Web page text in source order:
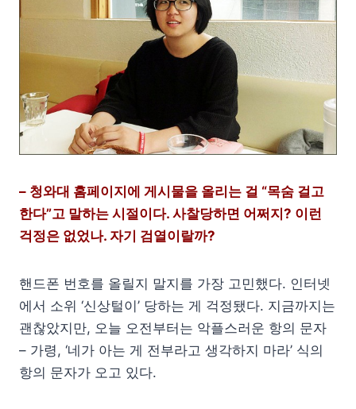
– 청와대 홈페이지에 게시물을 올리는 걸 “목숨 걸고
한다”고 말하는 시절이다. 사찰당하면 어쩌지? 이런
걱정은 없었나. 자기 검열이랄까?
핸드폰 번호를 올릴지 말지를 가장 고민했다. 인터넷
에서 소위 ‘신상털이’ 당하는 게 걱정됐다. 지금까지는
괜찮았지만, 오늘 오전부터는 악플스러운 항의 문자
– 가령, ‘네가 아는 게 전부라고 생각하지 마라’ 식의
항의 문자가 오고 있다.